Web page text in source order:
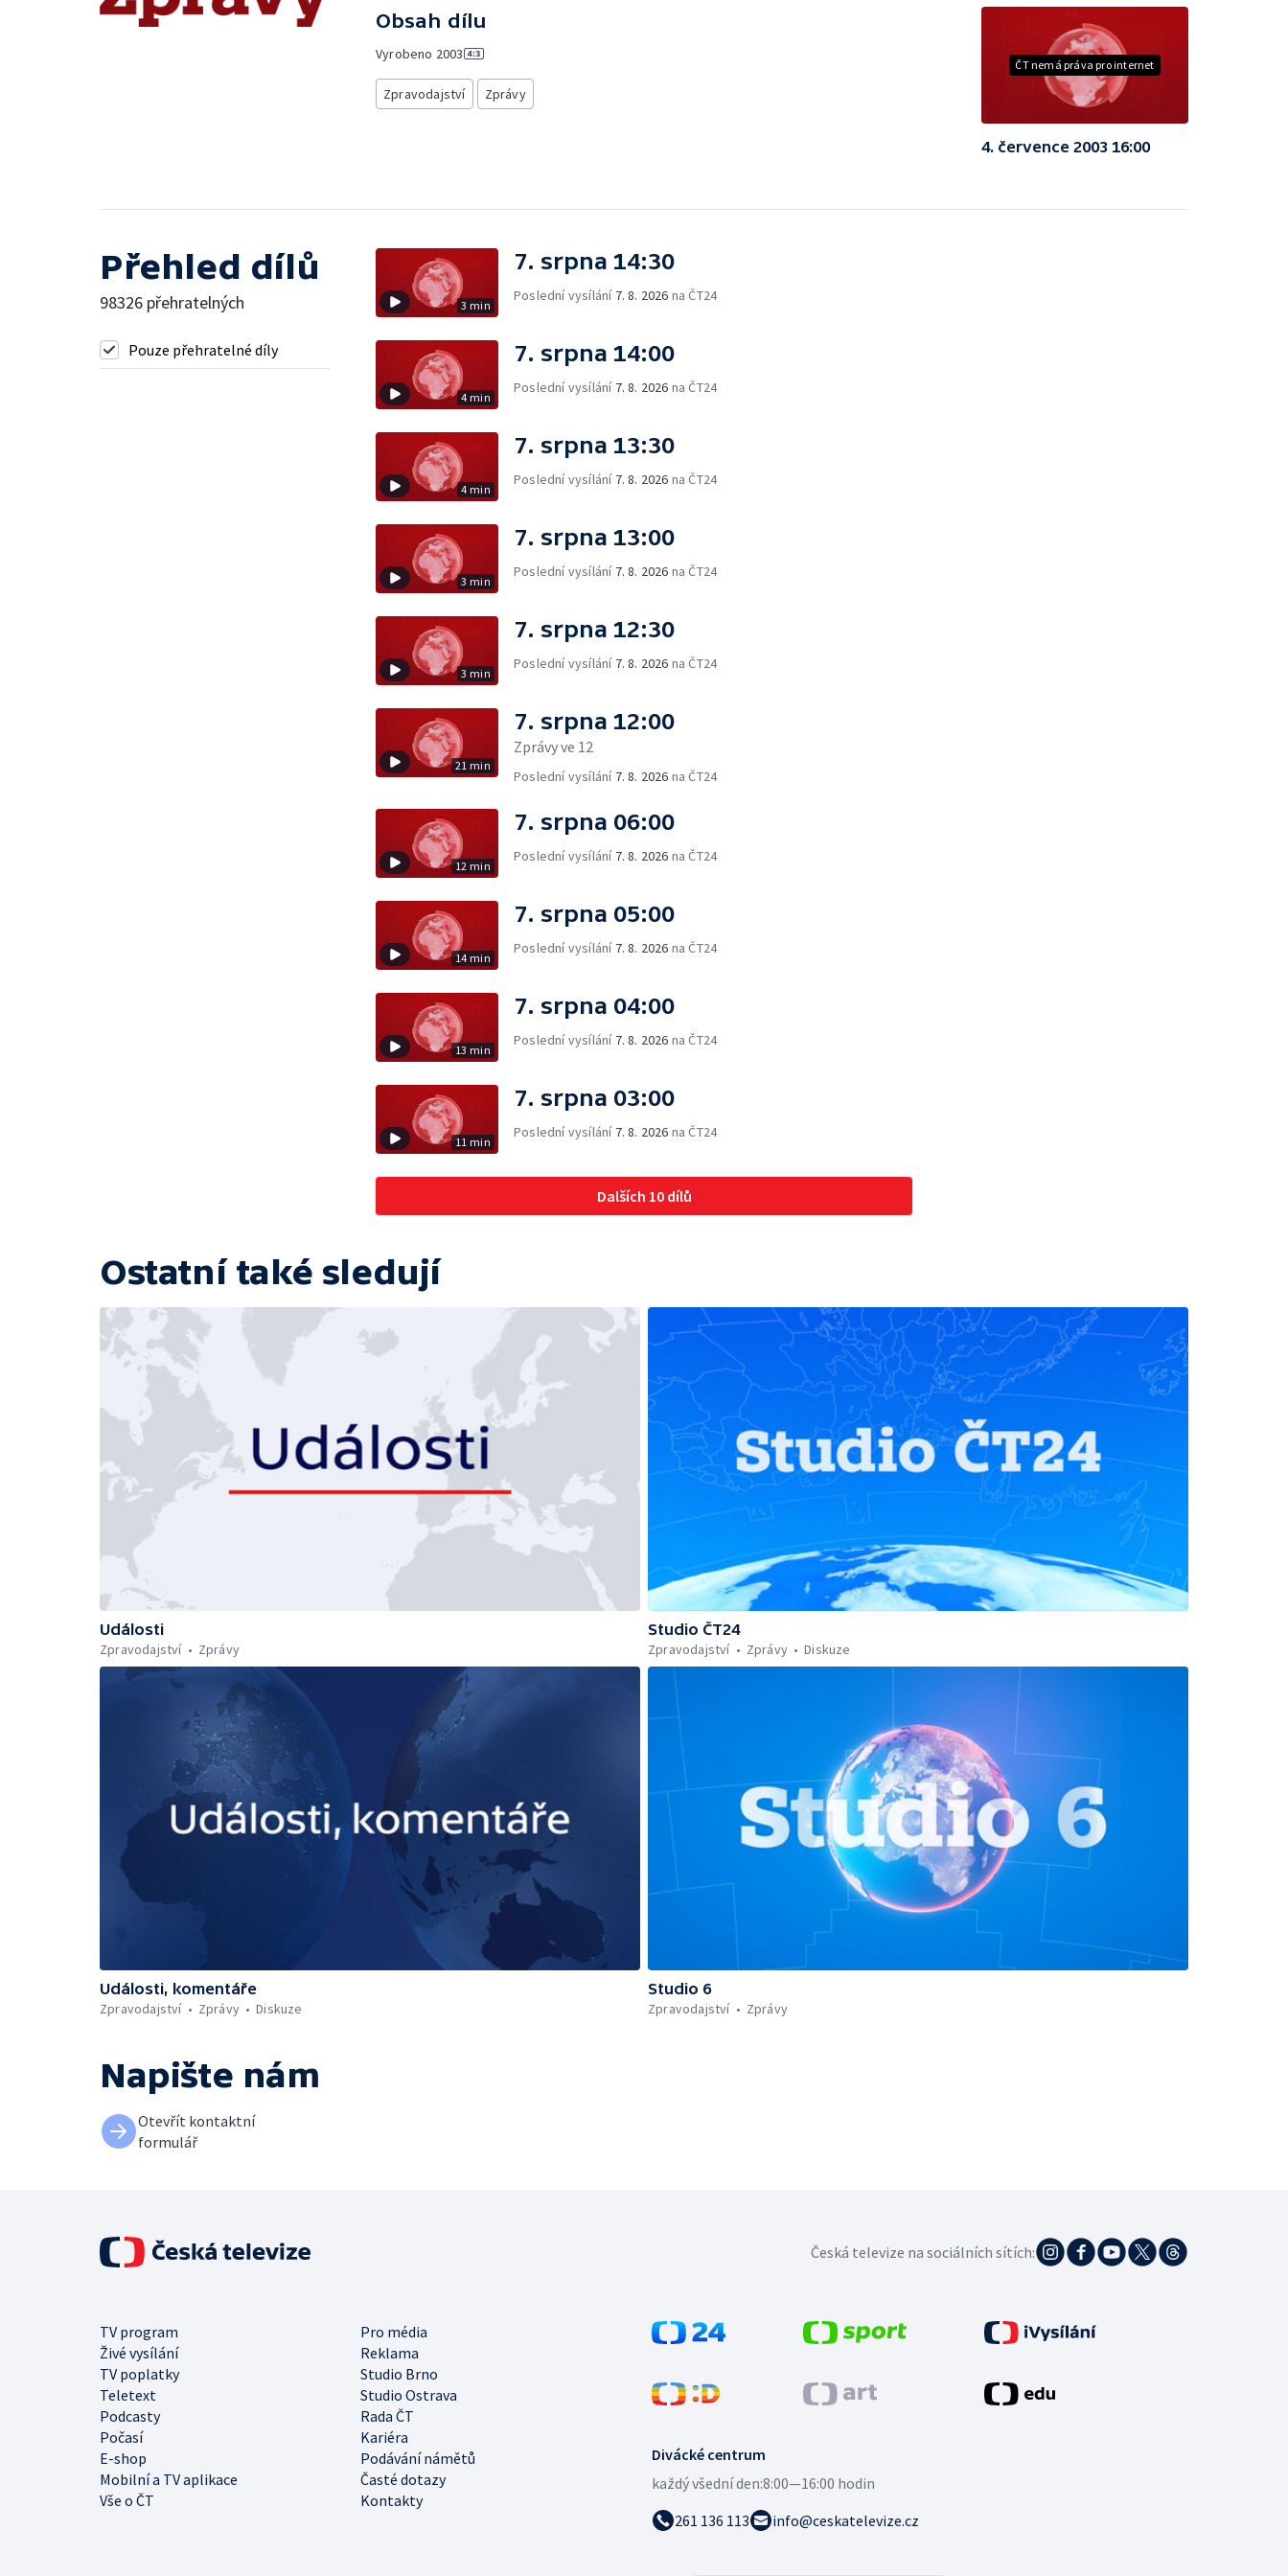
Obsah dílu
Vyrobeno 2003
Zpravodajství Zprávy
ČT nemá práva pro internet
4. července 2003 16:00
Přehled dílů
98326 přehratelných
Pouze přehratelné díly
3 min
7. srpna 14:30
Poslední vysílání 7. 8. 2026 na ČT24
4 min
7. srpna 14:00
Poslední vysílání 7. 8. 2026 na ČT24
4 min
7. srpna 13:30
Poslední vysílání 7. 8. 2026 na ČT24
3 min
7. srpna 13:00
Poslední vysílání 7. 8. 2026 na ČT24
3 min
7. srpna 12:30
Poslední vysílání 7. 8. 2026 na ČT24
21 min
7. srpna 12:00
Zprávy ve 12
Poslední vysílání 7. 8. 2026 na ČT24
12 min
7. srpna 06:00
Poslední vysílání 7. 8. 2026 na ČT24
14 min
7. srpna 05:00
Poslední vysílání 7. 8. 2026 na ČT24
13 min
7. srpna 04:00
Poslední vysílání 7. 8. 2026 na ČT24
11 min
7. srpna 03:00
Poslední vysílání 7. 8. 2026 na ČT24
Dalších 10 dílů
Ostatní také sledují
Události
Zpravodajství
Zprávy
Studio ČT24
Zpravodajství
Zprávy Diskuze
Události, komentáře
Zpravodajství
Zprávy Diskuze
Studio 6
Zpravodajství
Zprávy
Napište nám
Otevřít kontaktní
formulář
Divácké centrum
každý všední den:8:00—16:00 hodin
261 136 113
info@ceskatelevize.cz
TV program
Pro média
Živé vysílání
Reklama
TV poplatky
Studio Brno
Teletext
Studio Ostrava
Podcasty
Rada ČT
Počasí
Kariéra
E-shop
Podávání námětů
Mobilní a TV aplikace
Časté dotazy
Vše o ČT
Kontakty
Česká televize na sociálních sítích: